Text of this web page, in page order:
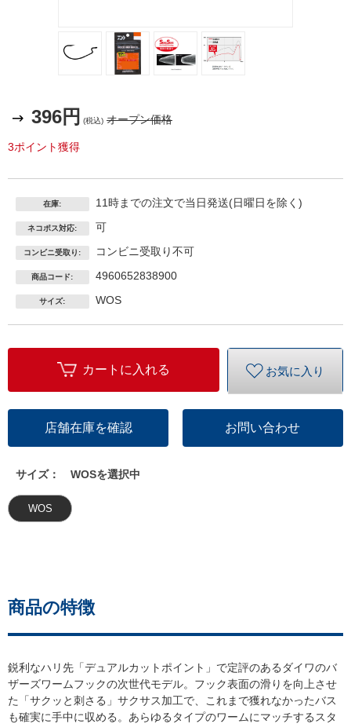
396円 (税込) オープン価格
3ポイント獲得
在庫: 11時までの注文で当日発送(日曜日を除く)
ネコポス対応: 可
コンビニ受取り: コンビニ受取り不可
商品コード: 4960652838900
サイズ: WOS
カートに入れる お気に入り
店舗在庫を確認 お問い合わせ
サイズ： WOSを選択中
WOS
商品の特徴
鋭利なハリ先「デュアルカットポイント」で定評のあるダイワのバ
ザーズワームフックの次世代モデル。フック表面の滑りを向上させ
た「サクッと刺さる」サクサス加工で、これまで獲れなかったバス
も確実に手中に収める。あらゆるタイプのワームにマッチするスタ